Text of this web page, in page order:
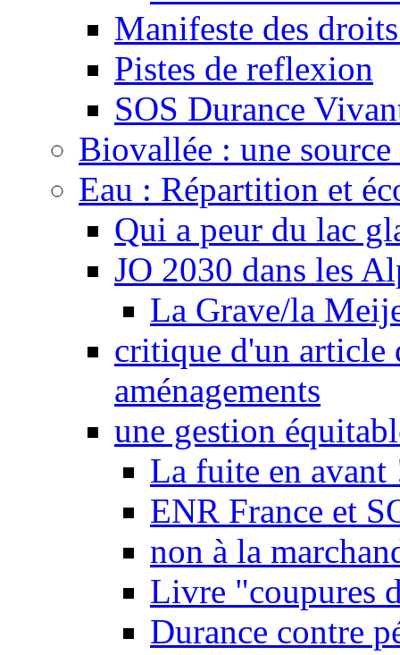
Manifeste des
Pistes de reflexion
SOS Durance
Biovallée : une
Eau : Répartition et
Qui a peur du lac
JO 2030 dans les
La Grave/la
critique d'un article
aménagements
une gestion
La fuite en avant
ENR France et
non à la
Livre "coupures
Durance contre